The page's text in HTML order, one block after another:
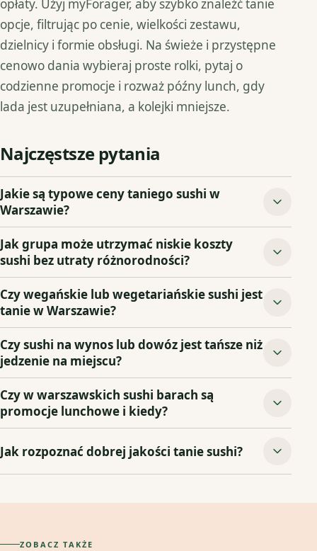
opłaty. Użyj myForager, aby szybko znaleźć tanie
opcje, filtrując po cenie, wielkości zestawu,
dzielnicy i formie obsługi. Na świeże i przystępne
cenowo dania wybieraj proste rolki, pytaj o
codzienne promocje i rozważ późny lunch, gdy
lada jest uzupełniana, a kolejki mniejsze.
Najczęstsze pytania
Jakie są typowe ceny taniego sushi w
Warszawie?
Jak grupa może utrzymać niskie koszty
sushi bez utraty różnorodności?
Czy wegańskie lub wegetariańskie sushi jest
tanie w Warszawie?
Czy sushi na wynos lub dowóz jest tańsze niż
jedzenie na miejscu?
Czy w warszawskich sushi barach są
promocje lunchowe i kiedy?
Jak rozpoznać dobrej jakości tanie sushi?
ZOBACZ TAKŻE